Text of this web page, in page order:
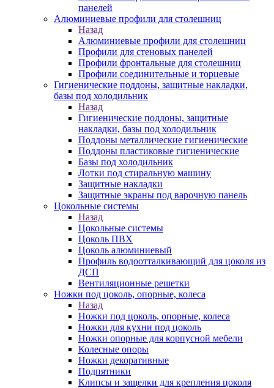
панелей
Алюминиевые профили для столешниц
Назад
Алюминиевые профили для столешниц
Профили для стеновых панелей
Профили фронтальные для столешниц
Профили соединительные и торцевые
Гигиенические поддоны, защитные накладки,
базы под холодильник
Назад
Гигиенические поддоны, защитные
накладки, базы под холодильник
Поддоны металлические гигиенические
Поддоны пластиковые гигиенические
Базы под холодильник
Лотки под стиральную машину
Защитные накладки
Защитные экраны под варочную панель
Цокольные системы
Назад
Цокольные системы
Цоколь ПВХ
Цоколь алюминиевый
Профиль водоотталкивающий для цоколя из
ДСП
Вентиляционные решетки
Ножки под цоколь, опорные, колеса
Назад
Ножки под цоколь, опорные, колеса
Ножки для кухни под цоколь
Ножки опорные для корпусной мебели
Колесные опоры
Ножки декоративные
Подпятники
Клипсы и защелки для крепления цоколя